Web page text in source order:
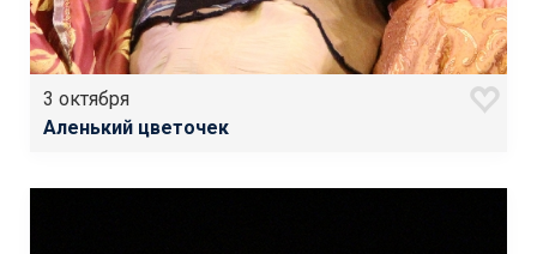
3 октября
Аленький цветочек